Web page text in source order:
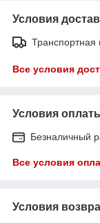
Условия
Транспортная
Все условия
Условия
Безналичный
Все условия
Условия